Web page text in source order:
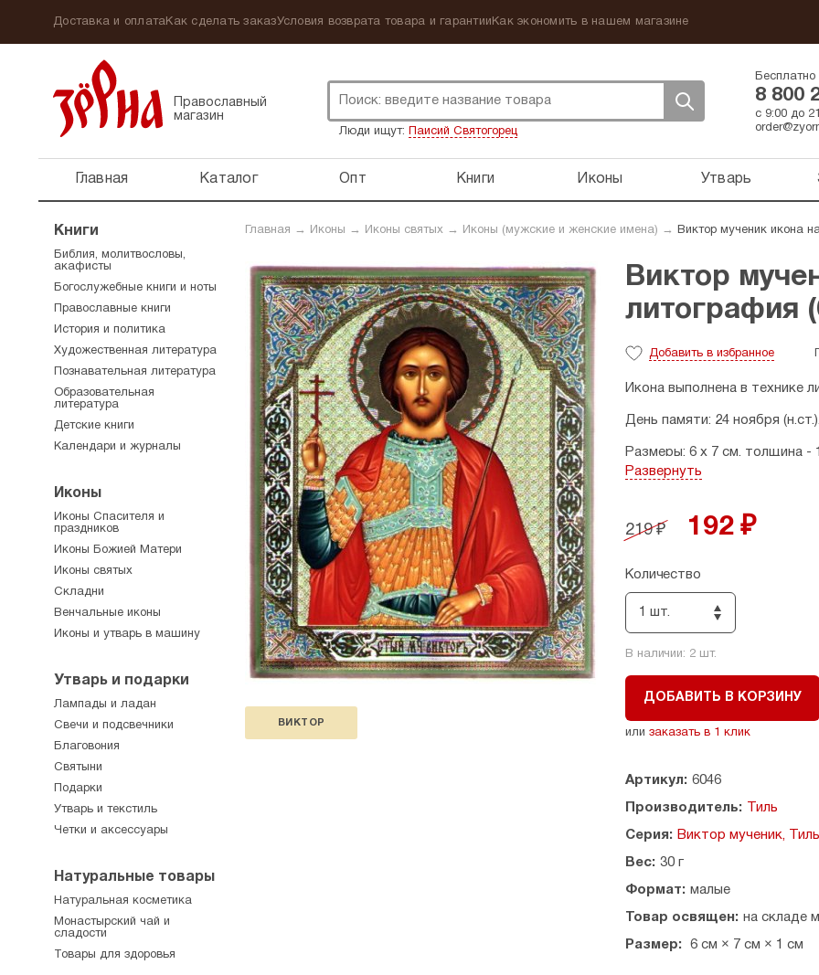
Доставка и оплатаКак сделать заказУсловия возврата товара и гарантии Как экономить в нашем магазине
Православный
магазин
Люди ищут: Паисий Святогорец
Бесплатно
8 800
с 9:00 до
Главная Каталог Опт Книги Иконы Утварь
Главная → Иконы → Иконы святых → Иконы (мужские и женские имена) → Виктор мученик икона
ВИКТОР
Виктор
литография
Добавить в избранное
Икона выполнена в технике
День памяти: 24 ноября (н.ст.).
Размеры: 6 х 7 см, толщина -
Развернуть
219 ₽ 192 ₽
Количество
1 шт.
В наличии: 2шт.
ДОБАВИТЬ В КОРЗИНУ
или заказать в 1 клик
Артикул: 6046
Производитель: Тиль
Серия: Виктор мученик, Тиль
Вес: 30 г
Формат: малые
Товар освящен: на складе
Размер: 6 см × 7 см × 1 см
Книги
Библия, молитвословы,
акафисты
Богослужебные книги и ноты
Православные книги
История и политика
Художественная литература
Познавательная литература
Образовательная
литература
Детские книги
Календари и журналы
Иконы
Иконы Спасителя и
праздников
Иконы Божией Матери
Иконы святых
Складни
Венчальные иконы
Иконы и утварь в машину
Утварь и подарки
Лампады и ладан
Свечи и подсвечники
Благовония
Святыни
Подарки
Утварь и текстиль
Четки и аксессуары
Натуральные товары
Натуральная косметика
Монастырский чай и
сладости
Товары для здоровья